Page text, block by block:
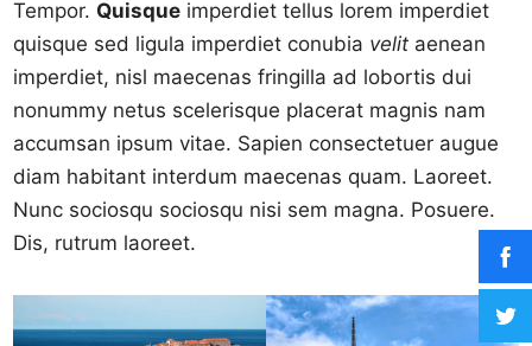
Tempor. Quisque imperdiet tellus lorem imperdiet
quisque sed ligula imperdiet conubia velit aenean
imperdiet, nisl maecenas fringilla ad lobortis dui
nonummy netus scelerisque placerat magnis nam
accumsan ipsum vitae. Sapien consectetuer augue
diam habitant interdum maecenas quam. Laoreet.
Nunc sociosqu sociosqu nisi sem magna. Posuere.
Dis, rutrum laoreet.